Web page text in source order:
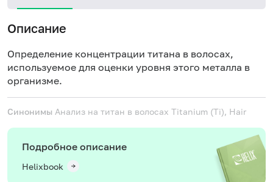
Описание
Определение концентрации титана в волосах,
используемое для оценки уровня этого металла в
организме.
Синонимы Анализ на титан в волосах Titanium (Ti), Hair
Подробное описание
Helixbook